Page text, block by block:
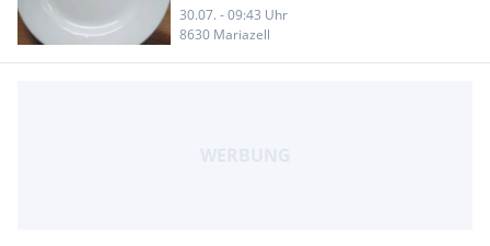
30.07. - 09:43 Uhr
8630 Mariazell